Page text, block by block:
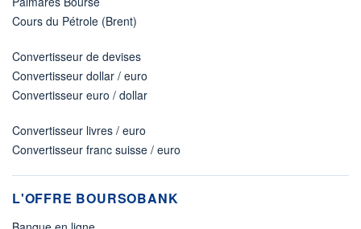
Cours du Pétrole (Brent)
Convertisseur de devises
Convertisseur dollar / euro
Convertisseur euro / dollar
Convertisseur livres / euro
Convertisseur franc suisse / euro
L'OFFRE BOURSOBANK